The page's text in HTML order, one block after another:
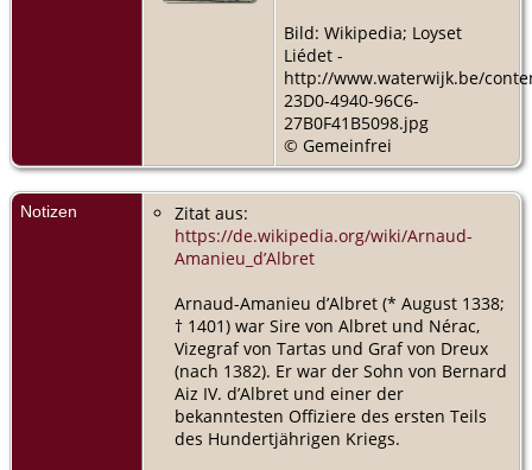
Bild: Wikipedia; Loyset
Liédet -
http://www.waterwijk.be/
23D0-4940-96C6-
27B0F41B5098.jpg
© Gemeinfrei
Notizen
Zitat aus:
https://de.wikipedia.org/wiki/Arnaud-
Amanieu_d’Albret
Arnaud-Amanieu d’Albret (* August 1338;
† 1401) war Sire von Albret und Nérac,
Vizegraf von Tartas und Graf von Dreux
(nach 1382). Er war der Sohn von Bernard
Aiz IV. d’Albret und einer der
bekanntesten Offiziere des ersten Teils
des Hundertjährigen Kriegs.